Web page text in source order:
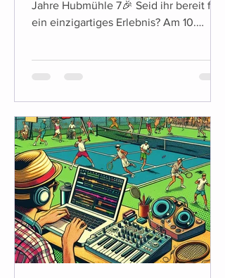
Jahre Hubmühle 7🎉 Seid ihr bereit für
ein einzigartiges Erlebnis? Am 10.